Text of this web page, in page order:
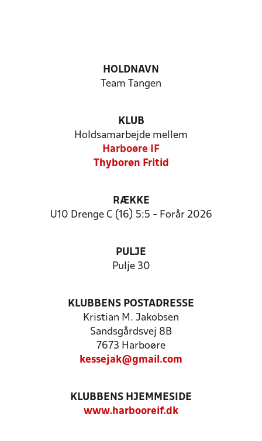
HOLDNAVN
Team Tangen
KLUB
Holdsamarbejde mellem
Harboøre IF
Thyborøn Fritid
RÆKKE
U10 Drenge C (16) 5:5 - Forår 2026
PULJE
Pulje 30
KLUBBENS POSTADRESSE
Kristian M. Jakobsen
Sandsgårdsvej 8B
7673 Harboøre
kessejak@gmail.com
KLUBBENS HJEMMESIDE
www.harbooreif.dk